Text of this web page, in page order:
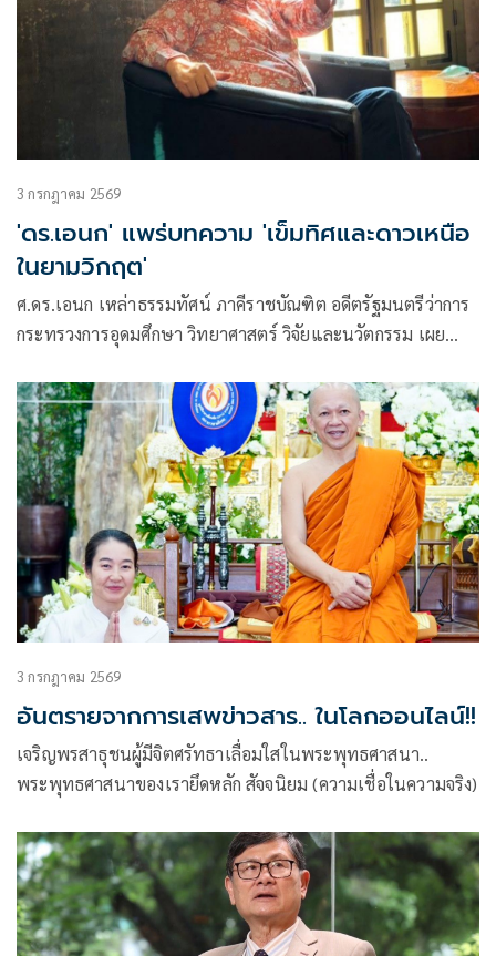
3 กรกฎาคม 2569
'ดร.เอนก' แพร่บทความ 'เข็มทิศและดาวเหนือ
ในยามวิกฤต'
ศ.ดร.เอนก เหล่าธรรมทัศน์ ภาคีราชบัณฑิต อดีตรัฐมนตรีว่าการ
กระทรวงการอุดมศึกษา วิทยาศาสตร์ วิจัยและนวัตกรรม เผย
เนื้อหาดังนี้
3 กรกฎาคม 2569
อันตรายจากการเสพข่าวสาร.. ในโลกออนไลน์!!
เจริญพรสาธุชนผู้มีจิตศรัทธาเลื่อมใสในพระพุทธศาสนา..
พระพุทธศาสนาของเรายึดหลัก สัจจนิยม (ความเชื่อในความจริง)